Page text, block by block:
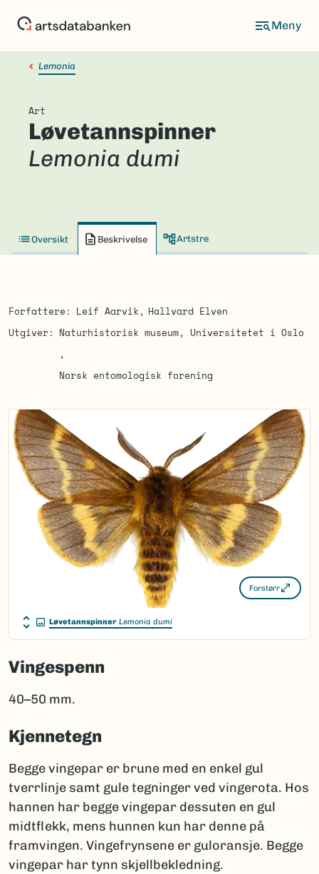
Lemonia
Art
Løvetannspinner
Lemonia dumi
Oversikt Beskrivelse Artstre
Forfattere Leif Aarvik
Hallvard Elven
Utgiver
Naturhistorisk museum, Universitetet i Oslo
Norsk entomologisk forening
Forstørr
Løvetannspinner Lemonia dumi
Vingespenn
40–50 mm.
Kjennetegn
Begge vingepar er brune med en enkel gul
tverrlinje samt gule tegninger ved vingerota. Hos
hannen har begge vingepar dessuten en gul
midtflekk, mens hunnen kun har denne på
framvingen. Vingefrynsene er guloransje. Begge
vingepar har tynn skjellbekledning.